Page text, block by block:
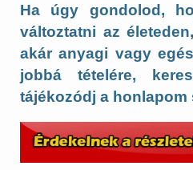
Ha úgy gondolod,
változtatni az
akár anyagi vagy
jobbá tételére,
tájékozódj a honlapom